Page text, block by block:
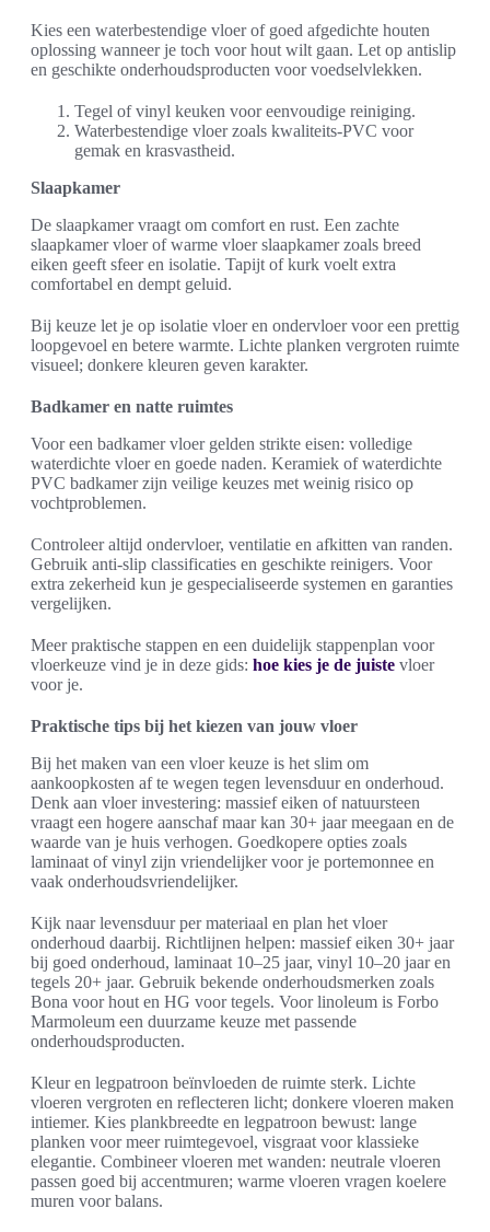
Kies een waterbestendige vloer of goed afgedichte houten
oplossing wanneer je toch voor hout wilt gaan. Let op antislip
en geschikte onderhoudsproducten voor voedselvlekken.
Tegel of vinyl keuken voor eenvoudige reiniging.
Waterbestendige vloer zoals kwaliteits-PVC voor
gemak en krasvastheid.
Slaapkamer
De slaapkamer vraagt om comfort en rust. Een zachte
slaapkamer vloer of warme vloer slaapkamer zoals breed
eiken geeft sfeer en isolatie. Tapijt of kurk voelt extra
comfortabel en dempt geluid.
Bij keuze let je op isolatie vloer en ondervloer voor een prettig
loopgevoel en betere warmte. Lichte planken vergroten ruimte
visueel; donkere kleuren geven karakter.
Badkamer en natte ruimtes
Voor een badkamer vloer gelden strikte eisen: volledige
waterdichte vloer en goede naden. Keramiek of waterdichte
PVC badkamer zijn veilige keuzes met weinig risico op
vochtproblemen.
Controleer altijd ondervloer, ventilatie en afkitten van randen.
Gebruik anti-slip classificaties en geschikte reinigers. Voor
extra zekerheid kun je gespecialiseerde systemen en garanties
vergelijken.
Meer praktische stappen en een duidelijk stappenplan voor
vloerkeuze vind je in deze gids: hoe kies je de juiste vloer
voor je.
Praktische tips bij het kiezen van jouw vloer
Bij het maken van een vloer keuze is het slim om
aankoopkosten af te wegen tegen levensduur en onderhoud.
Denk aan vloer investering: massief eiken of natuursteen
vraagt een hogere aanschaf maar kan 30+ jaar meegaan en de
waarde van je huis verhogen. Goedkopere opties zoals
laminaat of vinyl zijn vriendelijker voor je portemonnee en
vaak onderhoudsvriendelijker.
Kijk naar levensduur per materiaal en plan het vloer
onderhoud daarbij. Richtlijnen helpen: massief eiken 30+ jaar
bij goed onderhoud, laminaat 10–25 jaar, vinyl 10–20 jaar en
tegels 20+ jaar. Gebruik bekende onderhoudsmerken zoals
Bona voor hout en HG voor tegels. Voor linoleum is Forbo
Marmoleum een duurzame keuze met passende
onderhoudsproducten.
Kleur en legpatroon beïnvloeden de ruimte sterk. Lichte
vloeren vergroten en reflecteren licht; donkere vloeren maken
intiemer. Kies plankbreedte en legpatroon bewust: lange
planken voor meer ruimtegevoel, visgraat voor klassieke
elegantie. Combineer vloeren met wanden: neutrale vloeren
passen goed bij accentmuren; warme vloeren vragen koelere
muren voor balans.